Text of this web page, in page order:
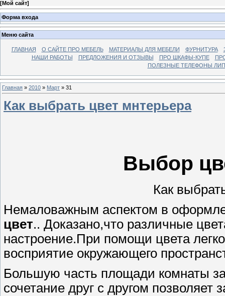
[Мой сайт]
Форма входа
Меню сайта
ГЛАВНАЯ О САЙТЕ ПРО МЕБЕЛЬ МАТЕРИАЛЫ ДЛЯ МЕБЕЛИ ФУРНИТУРА
НАШИ РАБОТЫ
ПРЕДЛОЖЕНИЯ И ОТЗЫВЫ ПРО ШКАФЫ-КУПЕ
ПОЛЕЗНЫЕ ТЕЛЕФОНЫ
Главная » 2010 » Март » 31
Как выбрать цвет мнтерьера
Выбор
Как
Немаловажным аспектом в
цвет.. Доказано,что различные
настроение.При помощи цвета
восприятие окружающего
Большую часть площади комнаты
сочетание друг с другом